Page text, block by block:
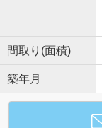
間取り(面積)
築年月